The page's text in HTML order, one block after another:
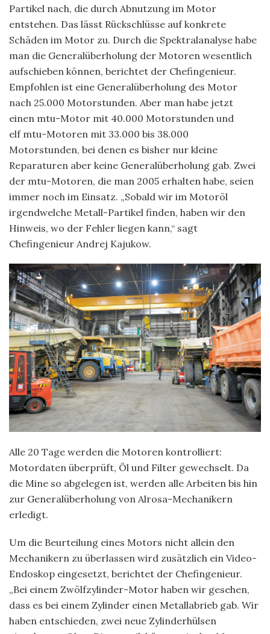
Partikel nach, die durch Abnutzung im Motor
entstehen. Das lässt Rückschlüsse auf konkrete
Schäden im Motor zu. Durch die Spektralanalyse habe
man die Generalüberholung der Motoren wesentlich
aufschieben können, berichtet der Chefingenieur.
Empfohlen ist eine Generalüberholung des Motor
nach 25.000 Motorstunden. Aber man habe jetzt
einen mtu-Motor mit 40.000 Motorstunden und
elf mtu-Motoren mit 33.000 bis 38.000
Motorstunden, bei denen es bisher nur kleine
Reparaturen aber keine Generalüberholung gab. Zwei
der mtu-Motoren, die man 2005 erhalten habe, seien
immer noch im Einsatz. „Sobald wir im Motoröl
irgendwelche Metall-Partikel finden, haben wir den
Hinweis, wo der Fehler liegen kann,“ sagt
Chefingenieur Andrej Kajukow.
Alle 20 Tage werden die Motoren kontrolliert:
Motordaten überprüft, Öl und Filter gewechselt. Da
die Mine so abgelegen ist, werden alle Arbeiten bis hin
zur Generalüberholung von Alrosa-Mechanikern
erledigt.
Um die Beurteilung eines Motors nicht allein den
Mechanikern zu überlassen wird zusätzlich ein Video-
Endoskop eingesetzt, berichtet der Chefingenieur.
„Bei einem Zwölfzylinder-Motor haben wir gesehen,
dass es bei einem Zylinder einen Metallabrieb gab. Wir
haben entschieden, zwei neue Zylinderhülsen